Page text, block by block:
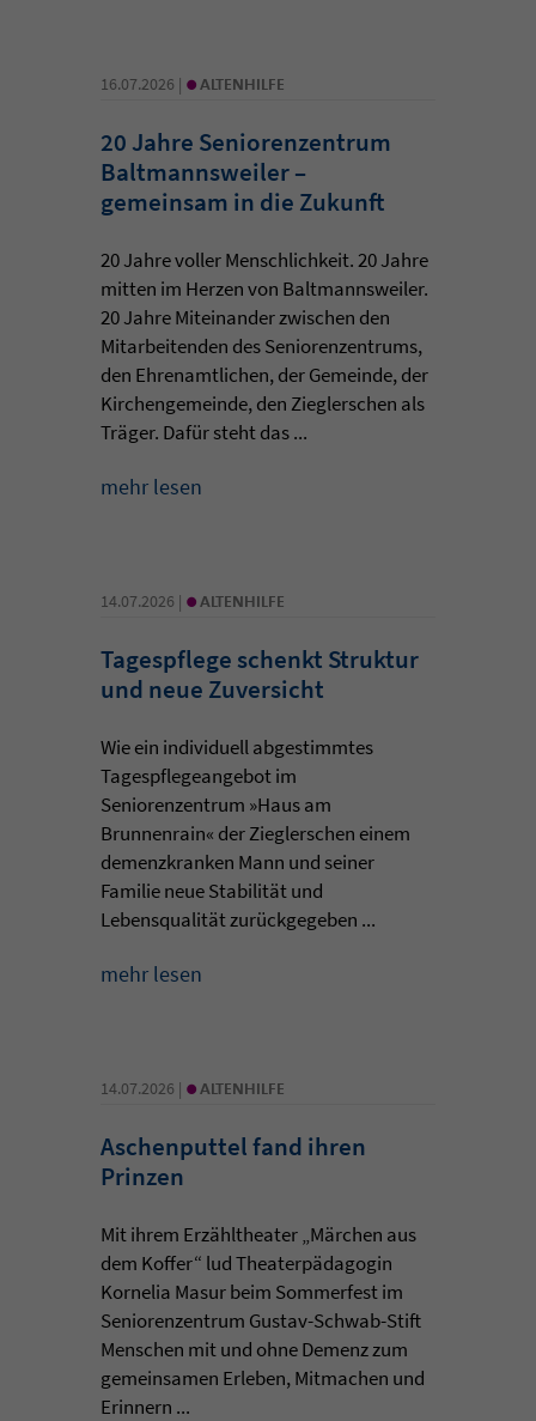
16.07.2026 | • ALTENHILFE
20 Jahre Seniorenzentrum
Baltmannsweiler –
gemeinsam in die Zukunft
20 Jahre voller Menschlichkeit. 20 Jahre
mitten im Herzen von Baltmannsweiler.
20 Jahre Miteinander zwischen den
Mitarbeitenden des Seniorenzentrums,
den Ehrenamtlichen, der Gemeinde, der
Kirchengemeinde, den Zieglerschen als
Träger. Dafür steht das ...
mehr lesen
14.07.2026 | • ALTENHILFE
Tagespflege schenkt Struktur
und neue Zuversicht
Wie ein individuell abgestimmtes
Tagespflegeangebot im
Seniorenzentrum »Haus am
Brunnenrain« der Zieglerschen einem
demenzkranken Mann und seiner
Familie neue Stabilität und
Lebensqualität zurückgegeben ...
mehr lesen
14.07.2026 | • ALTENHILFE
Aschenputtel fand ihren
Prinzen
Mit ihrem Erzähltheater „Märchen aus
dem Koffer“ lud Theaterpädagogin
Kornelia Masur beim Sommerfest im
Seniorenzentrum Gustav-Schwab-Stift
Menschen mit und ohne Demenz zum
gemeinsamen Erleben, Mitmachen und
Erinnern ...